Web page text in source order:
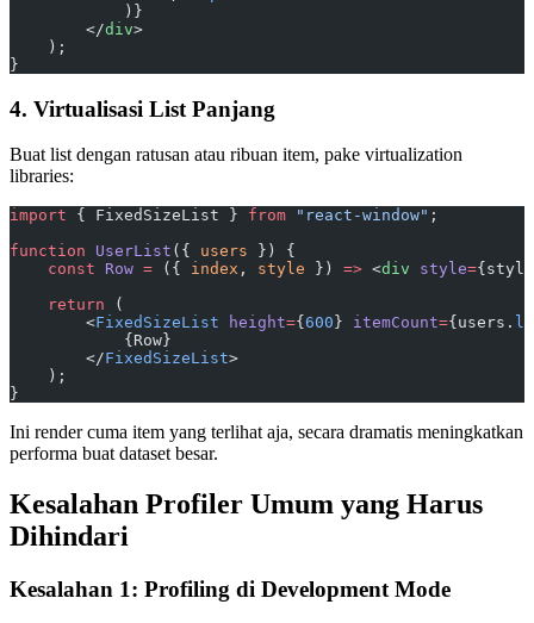
            )}
        </
div>
    );
}
4. Virtualisasi List Panjang
Buat list dengan ratusan atau ribuan item, pake virtualization
libraries:
import { FixedSizeList } from "react-window" ;
function UserList ({ users }) {
    const
Row = ({ index , style }) => <div style=
    return
(
        <
FixedSizeList height={ 600 } itemCount={users.
            {Row}
        </
FixedSizeList>
    );
}
Ini render cuma item yang terlihat aja, secara dramatis meningkatkan
performa buat dataset besar.
Kesalahan Profiler Umum yang Harus
Dihindari
Kesalahan 1: Profiling di Development Mode